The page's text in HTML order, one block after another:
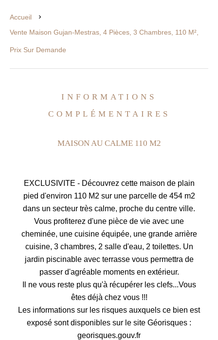
Accueil
Vente Maison Gujan-Mestras, 4 Pièces, 3 Chambres, 110 M²,
Prix Sur Demande
INFORMATIONS
COMPLÉMENTAIRES
MAISON AU CALME 110 M2
EXCLUSIVITE - Découvrez cette maison de plain
pied d'environ 110 M2 sur une parcelle de 454 m2
dans un secteur très calme, proche du centre ville.
Vous profiterez d'une pièce de vie avec une
cheminée, une cuisine équipée, une grande arrière
cuisine, 3 chambres, 2 salle d'eau, 2 toilettes. Un
jardin piscinable avec terrasse vous permettra de
passer d'agréable moments en extérieur.
Il ne vous reste plus qu'à récupérer les clefs...Vous
êtes déjà chez vous !!!
Les informations sur les risques auxquels ce bien est
exposé sont disponibles sur le site Géorisques :
georisques.gouv.fr